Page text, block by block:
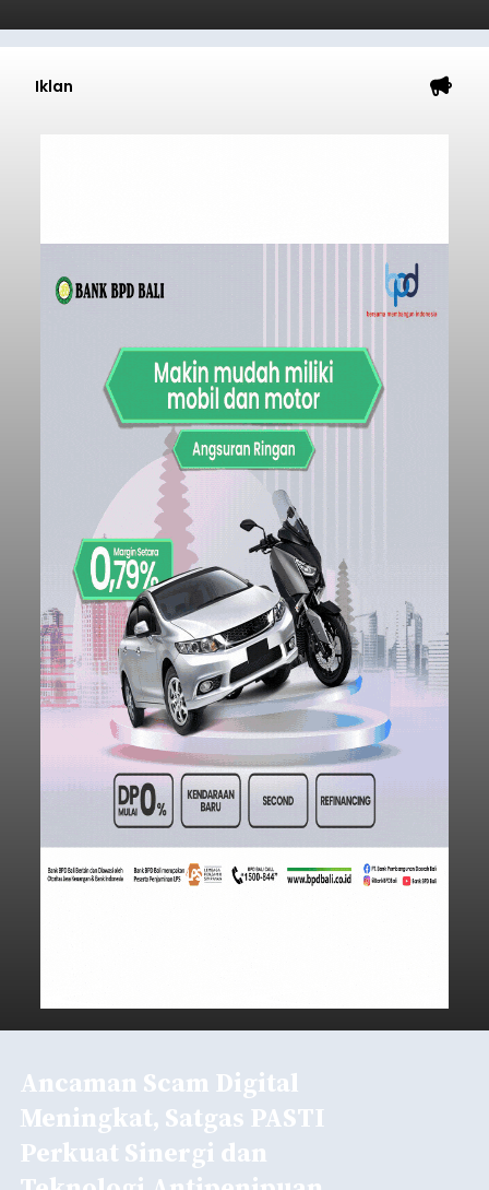
Iklan
Ancaman Scam Digital
Meningkat, Satgas PASTI
Perkuat Sinergi dan